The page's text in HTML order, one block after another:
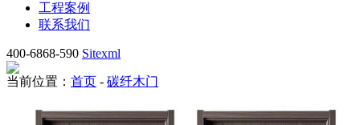
工程案例
联系我们
400-6868-590 Sitexml
当前位置： 首页 - 碳纤木门